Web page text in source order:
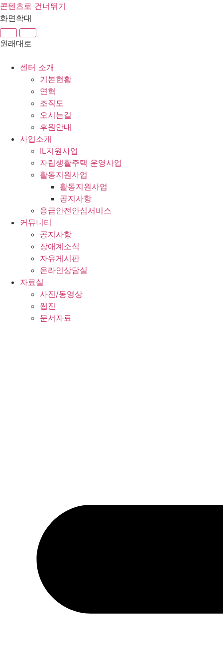
콘텐츠로 건너뛰기
화면확대
원래대로
센터 소개
기본현황
연혁
조직도
오시는길
후원안내
사업소개
IL지원사업
자립생활주택 운영사업
활동지원사업
활동지원사업
공지사항
응급안전안심서비스
커뮤니티
공지사항
장애계소식
자유게시판
온라인상담실
자료실
사진/동영상
웹진
문서자료